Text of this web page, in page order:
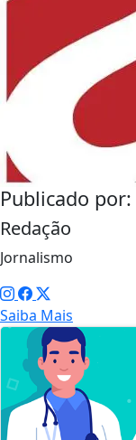
Publicado por:
Redação
Jornalismo
Saiba Mais